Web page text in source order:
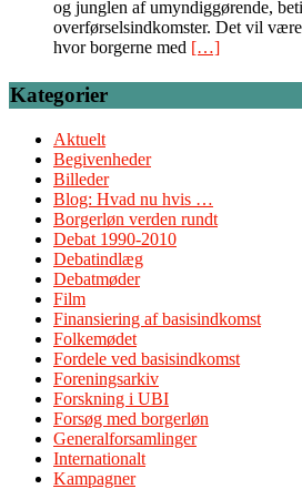
og junglen af umyndiggørende,
overførselsindkomster. Det vil
hvor borgerne med […]
Kategorier
Aktuelt
Begivenheder
Billeder
Blog: Hvad nu hvis …
Borgerløn verden rundt
Debat 1990-2010
Debatindlæg
Debatmøder
Film
Finansiering af basisindkomst
Folkemødet
Fordele ved basisindkomst
Foreningsarkiv
Forskning i UBI
Forsøg med borgerløn
Generalforsamlinger
Internationalt
Kampagner